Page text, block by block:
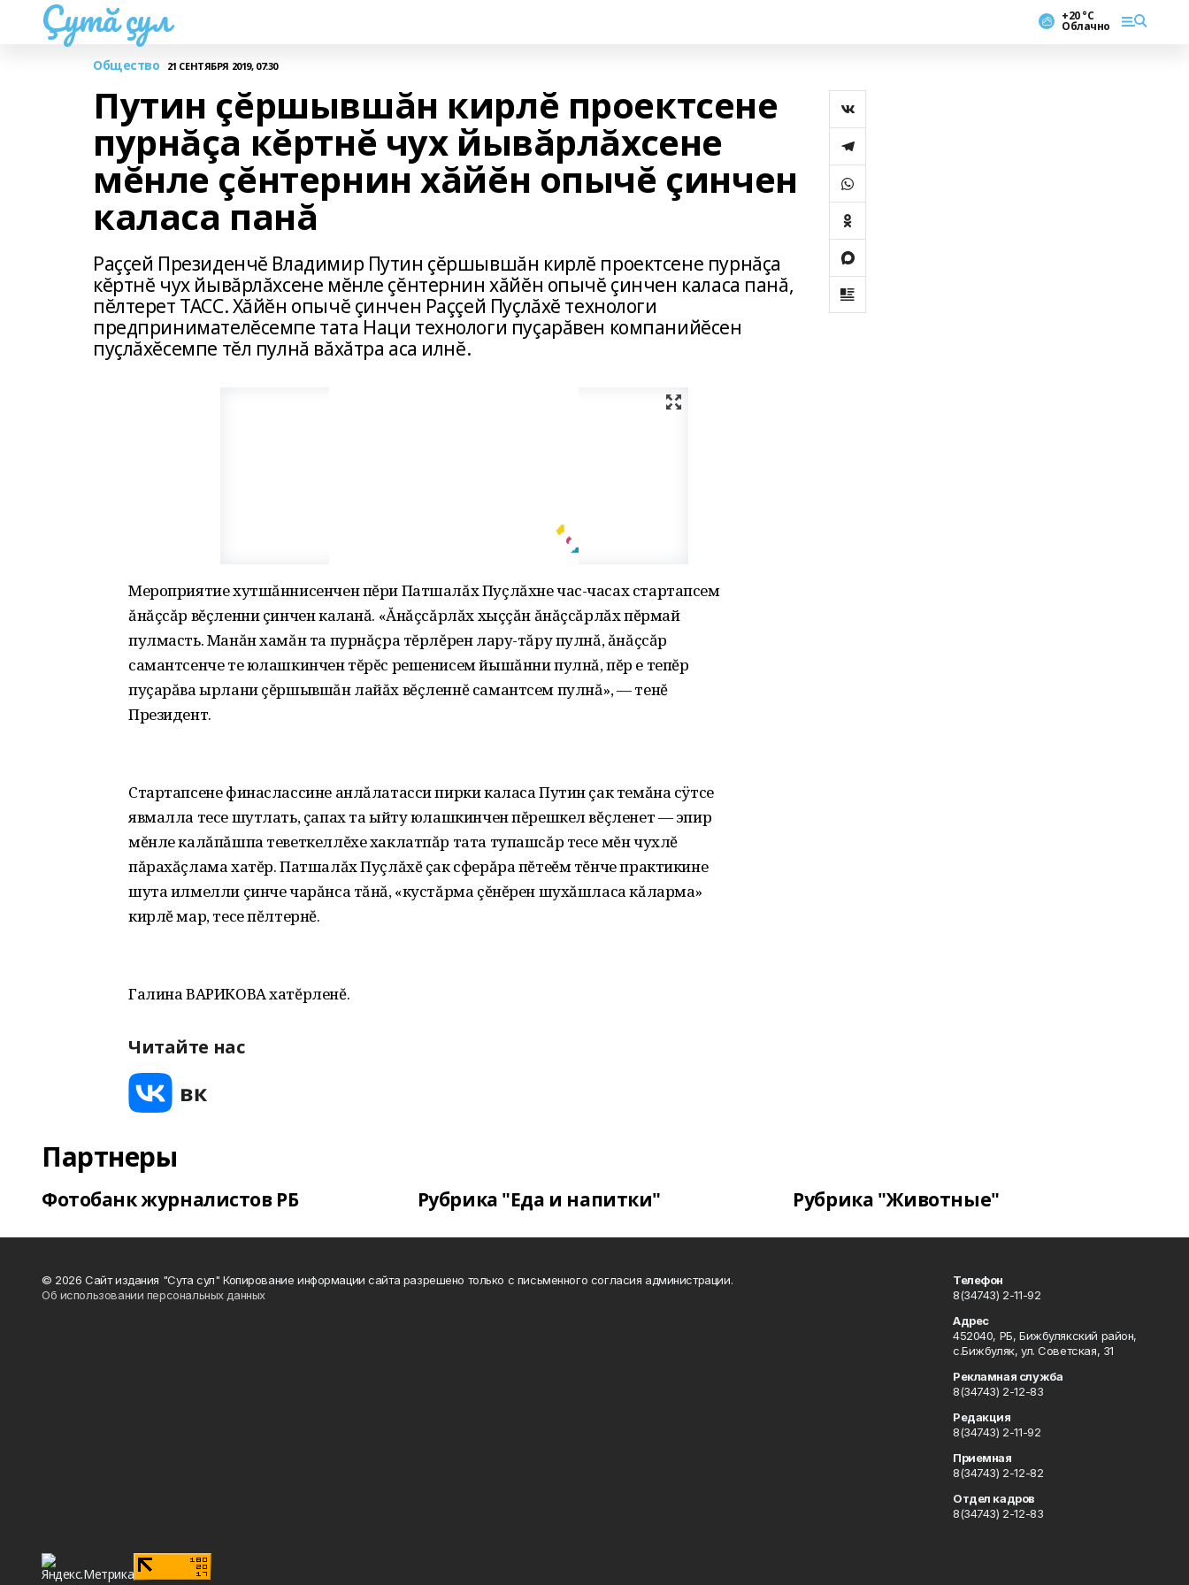
Çутă çул +20 °С
Облачно
Общество 21 СЕНТЯБРЯ 2019, 07:30
Путин çĕршывшăн кирлĕ проектсене
пурнăçа кĕртнĕ чух йывăрлăхсене
мĕнле çĕнтернин хăйĕн опычĕ çинчен
каласа панă
Раççей Президенчĕ Владимир Путин çĕршывшăн кирлĕ проектсене пурнăçа
кĕртнĕ чух йывăрлăхсене мĕнле çĕнтернин хăйĕн опычĕ çинчен каласа панă,
пĕлтерет ТАСС. Хăйĕн опычĕ çинчен Раççей Пуçлăхĕ технологи
предпринимателĕсемпе тата Наци технологи пуçарăвен компанийĕсен
пуçлăхĕсемпе тĕл пулнă вăхăтра аса илнĕ.
Мероприятие хутшăннисенчен пĕри Патшалăх Пуçлăхне час-часах стартапсем
ăнăçсăр вĕçленни çинчен каланă. «Ăнăçсăрлăх хыççăн ăнăçсăрлăх пĕрмай
пулмасть. Манăн хамăн та пурнăçра тĕрлĕрен лару-тăру пулнă, ăнăçсăр
самантсенче те юлашкинчен тĕрĕс решенисем йышăнни пулнă, пĕр е тепĕр
пуçарăва ырлани çĕршывшăн лайăх вĕçленнĕ самантсем пулнă», — тенĕ
Президент.
Стартапсене финаслассине анлăлатасси пирки каласа Путин çак темăна сÿтсе
явмалла тесе шутлать, çапах та ыйту юлашкинчен пĕрешкел вĕçленет — эпир
мĕнле калăпăшпа теветкеллĕхе хаклатпăр тата тупашсăр тесе мĕн чухлĕ
пăрахăçлама хатĕр. Патшалăх Пуçлăхĕ çак сферăра пĕтеĕм тĕнче практикине
шута илмелли çинче чарăнса тăнă, «кустăрма çĕнĕрен шухăшласа кăларма»
кирлĕ мар, тесе пĕлтернĕ.
Галина ВАРИКОВА хатĕрленĕ.
Читайте нас
Партнеры
Фотобанк журналистов РБ Рубрика "Еда и напитки" Рубрика "Животные"
© 2026 Сайт издания "Сута сул" Копирование информации сайта разрешено только с письменного согласия администрации.
Об использовании персональных данных
Телефон
8(34743) 2-11-92
Адрес
452040, РБ, Бижбулякский район,
с.Бижбуляк, ул. Советская, 31
Рекламная служба
8(34743) 2-12-83
Редакция
8(34743) 2-11-92
Приемная
8(34743) 2-12-82
Отдел кадров
8(34743) 2-12-83